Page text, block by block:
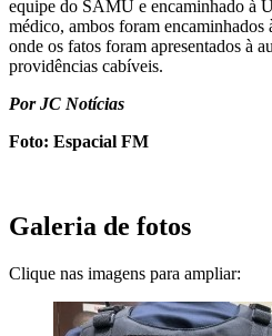
equipe do SAMU e encaminhado à
médico, ambos foram
onde os fatos foram apresentados à
providências cabíveis.
Por JC Notícias
Foto: Espacial FM
Galeria de fotos
Clique nas imagens para ampliar: